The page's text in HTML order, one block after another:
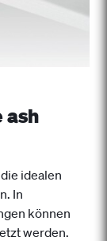
ash
idealen
In
können
werden.